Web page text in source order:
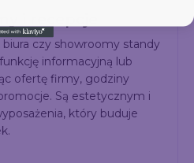
czy showroomy standy
informacyjną lub
ofertę firmy, godziny
Są estetycznym i
który buduje